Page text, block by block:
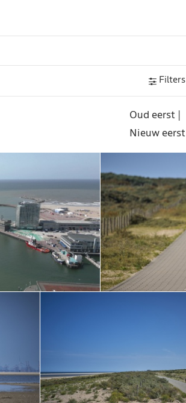
Filters
Oud eerst|
Nieuw eerst